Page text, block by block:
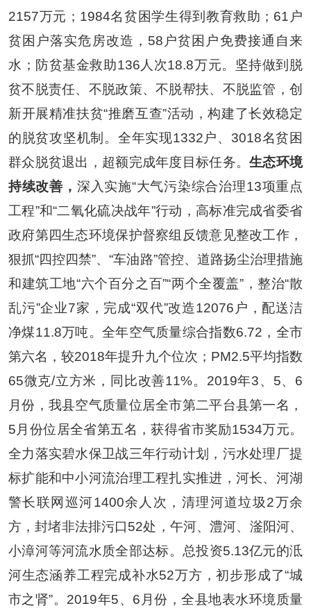
2157万元； 1984名贫困学生得到教育救助； 61 户
贫困户落实危房改造， 58 户贫困户免费接通自来
水；防贫基金救助136 人次18.8万元。坚持做到脱
贫不脱责任、不脱政策、不脱帮扶、不脱监管，创
新开展精准扶贫“推磨互查”活动，构建了长效稳定
的脱贫攻坚机制。全年实现1332 户、 3018名贫困
群众脱贫退出，超额完成年度目标任务。生态环境
持续改善， 深入实施“大气污染综合治理13项重点
工程”和“二氧化硫决战年”行动，高标准完成省委省
政府第四生态环境保护督察组反馈意见整改工作，
狠抓“四控四禁”、“车油路”管控、道路扬尘治理措施
和建筑工地“六个百分之百”“两个全覆盖” ，整治“散
乱污”企业7家，完成“双代”改造12076 户，配送洁
净煤11.8万吨。全年空气质量综合指数6.72 ，全市
第六名，较2018年提升九个位次； PM2.5平均指数
65微克/立方米，同比改善11%。 2019年3、 5、 6
月份，我县空气质量位居全市第二平台县第一名，
5 月份位居全省第五名，获得省市奖励1534万元。
全力落实碧水保卫战三年行动计划，污水处理厂提
标扩能和中小河流治理工程扎实推进，河长、河湖
警长联网巡河1400余人次，清理河道垃圾2万余
方，封堵非法排污口52处，午河、澧河、滏阳河、
小漳河等河流水质全部达标。总投资5.13亿元的泜
河生态涵养工程完成补水52万方，初步形成了“城
市之肾”。 2019年5、 6 月份，全县地表水环境质量